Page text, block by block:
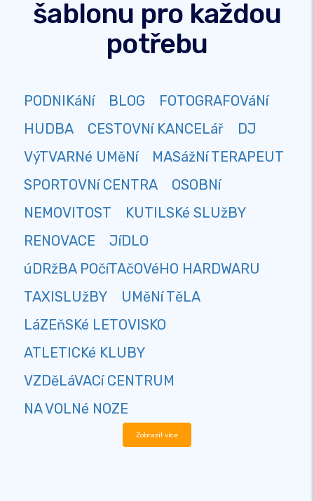
šablonu pro každou
potřebu
PODNIKáNí BLOG
FOTOGRAFOVáNí
HUDBA
CESTOVNí KANCELář
DJ
VýTVARNé UMěNí
MASážNí TERAPEUT
SPORTOVNí CENTRA
OSOBNí
NEMOVITOST
KUTILSKé SLUžBY
RENOVACE
JíDLO
úDRžBA POčíTAčOVéHO HARDWARU
TAXISLUžBY
UMěNí TěLA
LáZEňSKé LETOVISKO
ATLETICKé KLUBY
VZDěLáVACí CENTRUM
NA VOLNé NOZE
Zobrazit více